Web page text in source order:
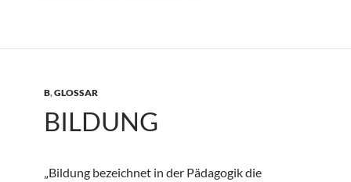
B,GLOSSAR
BILDUNG
„Bildung bezeichnet in der Pädagogik die